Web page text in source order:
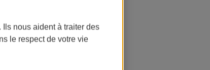
. Ils nous aident à traiter des
le respect de votre vie